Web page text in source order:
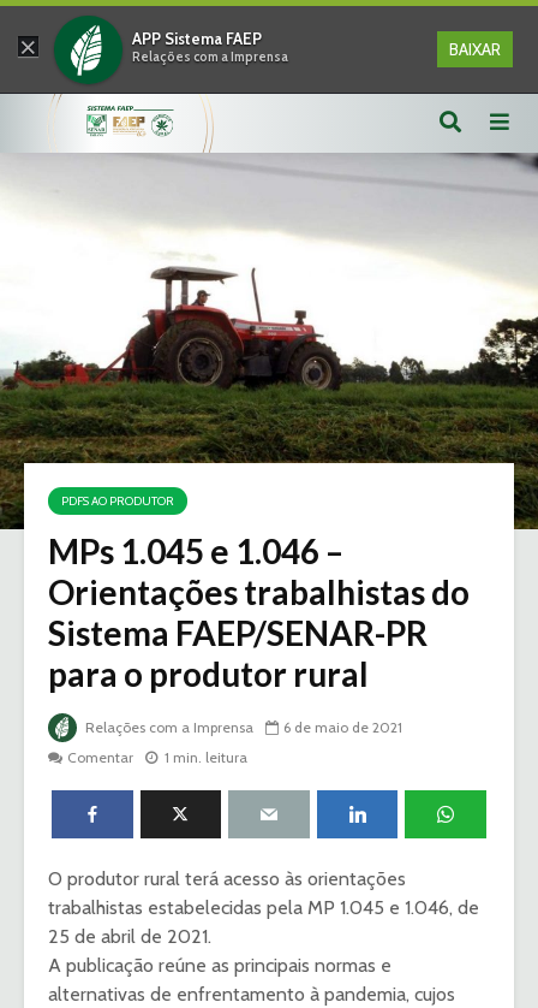
× APP Sistema FAEP
Relações com a Imprensa BAIXAR
PDFS AO PRODUTOR
MPs 1.045 e 1.046 –
Orientações trabalhistas do
Sistema FAEP/SENAR-PR
para o produtor rural
Relações com a Imprensa
6 de maio de 2021
Comentar
1 min. leitura
O produtor rural terá acesso às orientações
trabalhistas estabelecidas pela MP 1.045 e 1.046, de
25 de abril de 2021.
A publicação reúne as principais normas e
alternativas de enfrentamento à pandemia, cujos